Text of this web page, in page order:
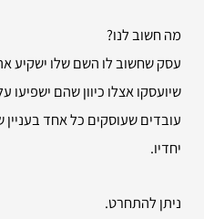
מה חשוב לנו?
עסק שחשוב לו השם שלו ישקיע
שיועסקו אצלו כיוון שהם
עובדים שעוסקים כל אחד
יחדיו.
ניתן להתחרט.